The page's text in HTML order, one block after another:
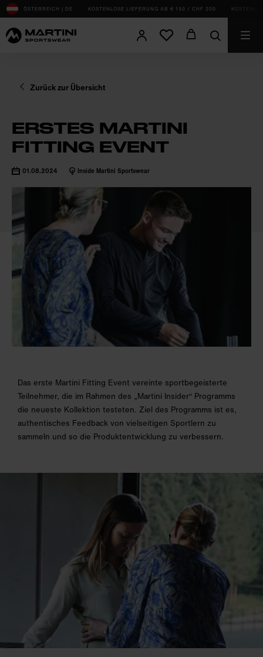
sr.Table Of Content
Schritt in die Zukunft
Fitting & erste Impulse
Feedbackschleifen
Willst du auch ein Martini Insider werden?
Das könnte dich auch interessieren
ÖSTERREICH | DE KOSTENLOSE LIEFERUNG AB € 150 / CHF 200
Zurück zur Übersicht
ERSTES MARTINI
FITTING EVENT
01.08.2024 Inside Martini Sportswear
Das erste Martini Fitting Event vereinte sportbegeisterte
Teilnehmer, die im Rahmen des „Martini Insider“ Programms
die neueste Kollektion testeten. Ziel des Programms ist es,
authentisches Feedback von vielseitigen Sportlern zu
sammeln und so die Produktentwicklung zu verbessern.